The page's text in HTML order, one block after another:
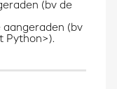
(bv de
aangeraden (bv
Python>).